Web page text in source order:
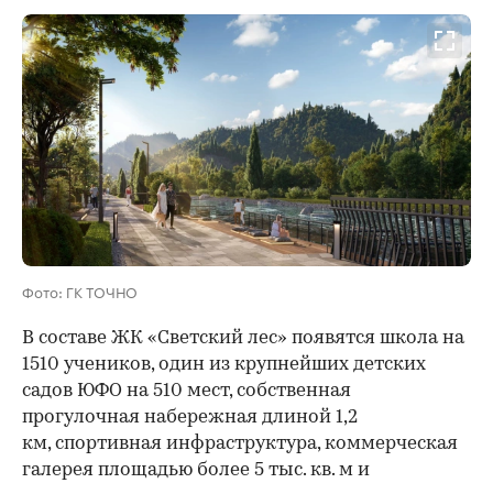
Фото: ГК ТОЧНО
В составе ЖК «Светский лес» появятся школа на
1510 учеников, один из крупнейших детских
садов ЮФО на 510 мест, собственная
прогулочная набережная длиной 1,2
км, спортивная инфраструктура, коммерческая
галерея площадью более 5 тыс. кв. м и